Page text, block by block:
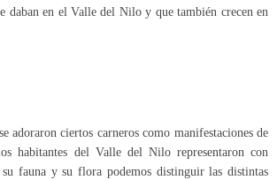
daban en el Valle del Nilo y que también crecen en
adoraron ciertos carneros como manifestaciones de
habitantes del Valle del Nilo representaron con
fauna y su flora podemos distinguir las distintas